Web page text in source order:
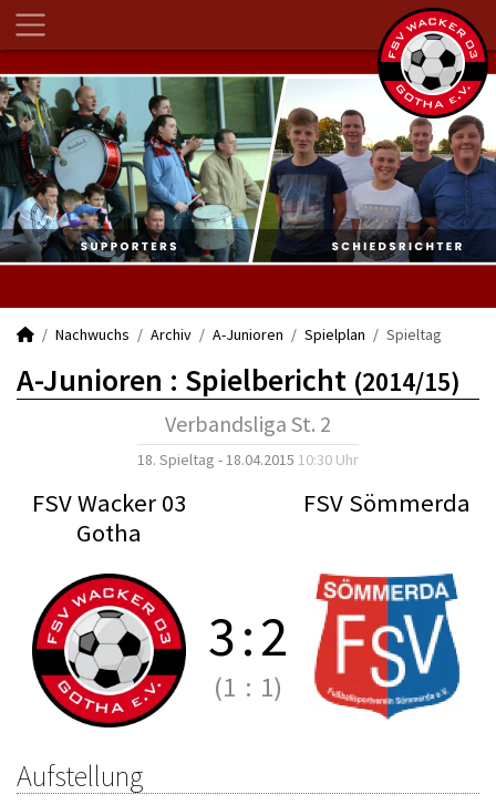
Nachwuchs Archiv A-Junioren Spielplan Spieltag
A-Junioren : Spielbericht (2014/15)
Verbandsliga St. 2
18. Spieltag - 18.04.2015 10:30 Uhr
FSV Wacker 03
Gotha
FSV Sömmerda
3:2
(1 : 1)
Aufstellung